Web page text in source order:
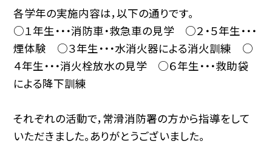
各学年の実施内容は，以下の通りです。
○１年生・・・消防車・救急車の見学 ○２・５年生・・・
煙体験 ○３年生・・・水消火器による消火訓練 ○
４年生・・・消火栓放水の見学 ○６年生・・・救助袋
による降下訓練
それぞれの活動で，常滑消防署の方から指導をして
いただきました。ありがとうございました。